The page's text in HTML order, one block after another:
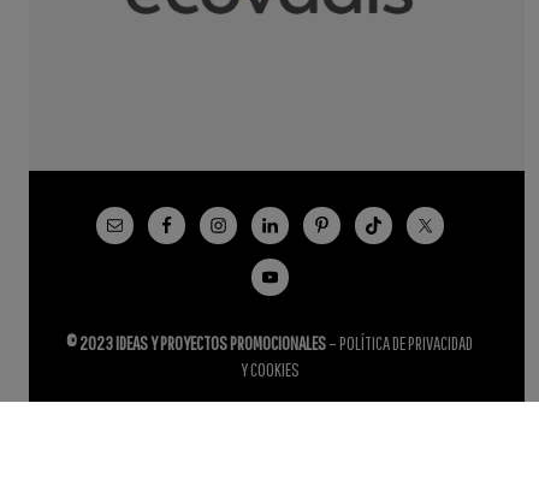
© 2023 IDEAS Y PROYECTOS PROMOCIONALES–POLÍTICA DE PRIVACIDAD
Y COOKIES